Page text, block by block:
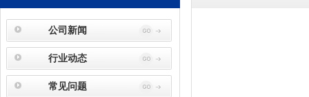
公司新闻
行业动态
常见问题